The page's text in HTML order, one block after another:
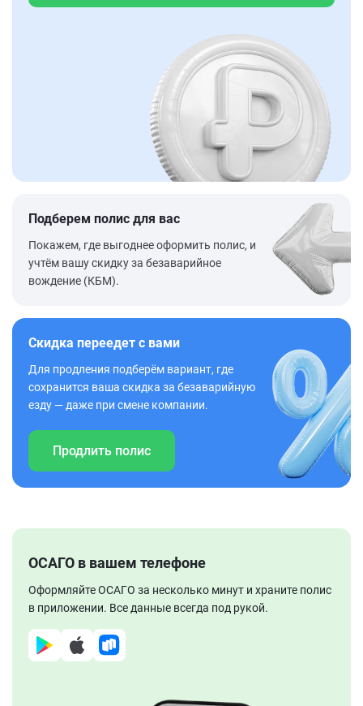
Подберем полис для вас
Покажем, где выгоднее оформить полис, и
учтём вашу скидку за безаварийное
вождение (КБМ).
Скидка переедет с вами
Для продления подберём вариант, где
сохранится ваша скидка за безаварийную
езду — даже при смене компании.
Продлить полис
ОСАГО в вашем телефоне
Оформляйте ОСАГО за несколько минут и храните полис
в приложении. Все данные всегда под рукой.